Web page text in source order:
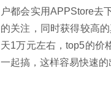
户都会实用APPStore去
的关注，同时获得较高
天1万元左右，top5的价
一起搞，这样容易快速的